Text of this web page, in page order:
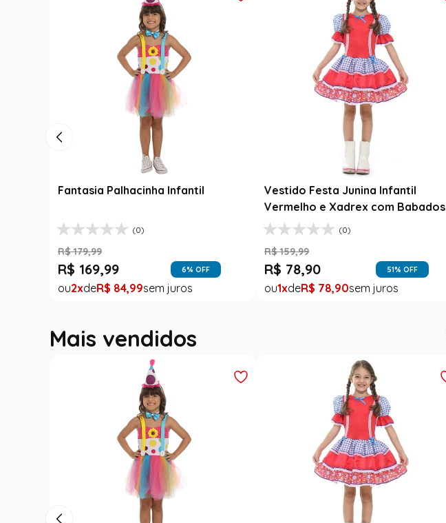
Fantasia Palhacinha Infantil
(0)
R$ 179,99
R$ 169,99 6% OFF
2 R$ 84,99
Vestido Festa Junina Infantil
Vermelho e Xadrex com Babados
(0)
R$ 159,99
R$ 78,90 51% OFF
1 R$ 78,90
Mais vendidos